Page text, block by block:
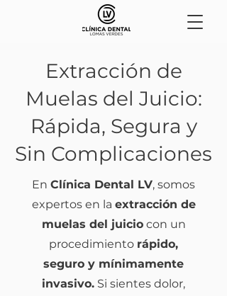
Extracción de
Muelas del Juicio:
Rápida, Segura y
Sin Complicaciones
En Clínica Dental LV, somos
expertos en la extracción de
muelas del juiciocon un
procedimiento rápido,
seguro y mínimamente
invasivo. Si sientes dolor,